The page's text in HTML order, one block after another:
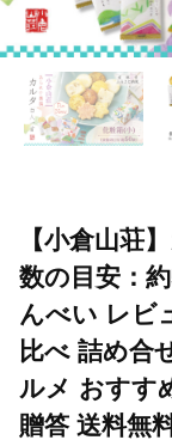
【小倉山荘
数の目安：
んべい レビ
比べ 詰め合
ルメ おすす
贈答 送料無料